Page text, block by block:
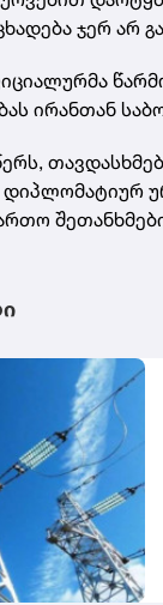
ჯერ არ
ირანთან